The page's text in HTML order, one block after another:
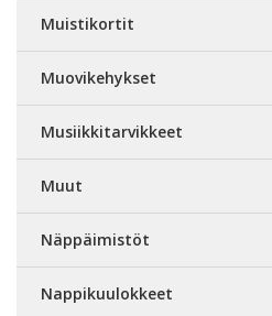
Muistikortit
Muovikehykset
Musiikkitarvikkeet
Muut
Näppäimistöt
Nappikuulokkeet